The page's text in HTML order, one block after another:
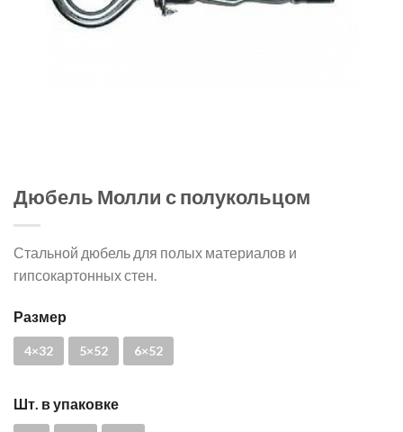
Дюбель Молли с полукольцом
Стальной дюбель для полых материалов и
гипсокартонных стен.
Размер
4×32 5×52 6×52
Шт. в упаковке